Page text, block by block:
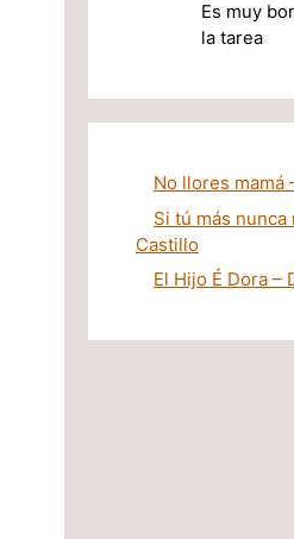
Es muy
la tarea
No llores mamá
Si tú más
Castillo
El Hijo É Dora –